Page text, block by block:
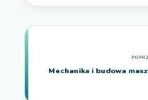
Mechanika i budowa